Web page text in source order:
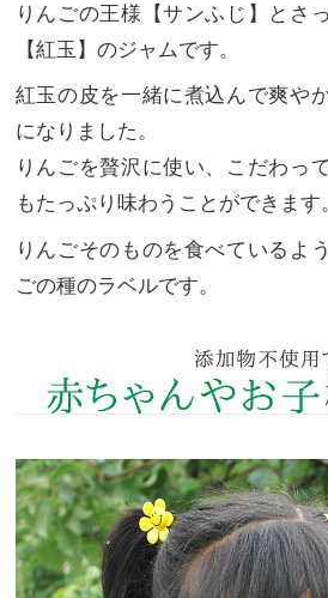
りんごの王様【サンふじ】とさ
【紅玉】のジャムです。
紅玉の皮を一緒に煮込んで爽や
になりました。
りんごを贅沢に使い、こだわっ
もたっぷり味わうことができます
りんごそのものを食べているよ
ごの種のラベルです。